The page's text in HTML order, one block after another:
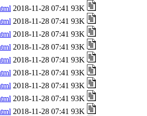
2018-11-28 07:41 93K
2018-11-28 07:41 93K
2018-11-28 07:41 93K
2018-11-28 07:41 93K
2018-11-28 07:41 93K
2018-11-28 07:41 93K
2018-11-28 07:41 93K
2018-11-28 07:41 93K
2018-11-28 07:41 93K